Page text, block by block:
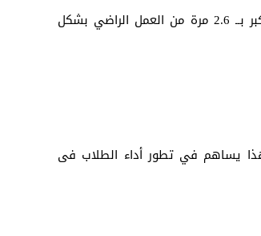
في دراسة أجرتها إنفو كويست تبين بأن العميل الراضي كلياً يساهم بعائدات أكبر بــ 2.6 مرة من العمل الراضي بشكل
يساهم في تطور أداء الطلاب فى